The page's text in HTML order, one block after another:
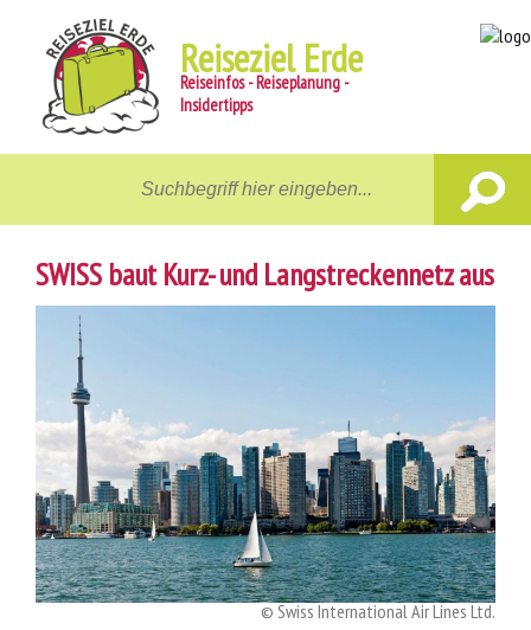
Reiseziel Erde
Reiseinfos - Reiseplanung -
Insidertipps
Unterwegs
Gastgeber
Aktiv
News
Reiseberichte
Service
SWISS baut Kurz- und Langstreckennetz aus
© Swiss International Air Lines Ltd.